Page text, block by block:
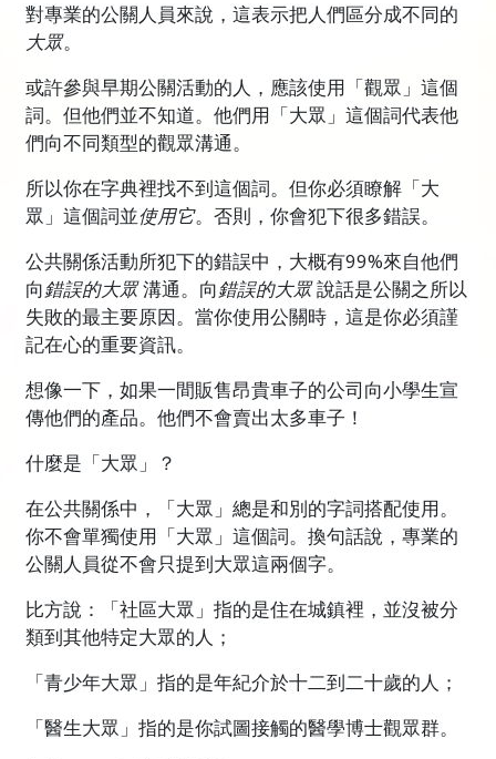
對專業的公關人員來說，這表示把人們區分成不同的
大眾。
或許參與早期公關活動的人，應該使用「觀眾」這個
詞。但他們並不知道。他們用「大眾」這個詞代表他
們向不同類型的觀眾溝通。
所以你在字典裡找不到這個詞。但你必須瞭解「大
眾」這個詞並使用它。否則，你會犯下很多錯誤。
公共關係活動所犯下的錯誤中，大概有99%來自他們
向錯誤的大眾溝通。向錯誤的大眾說話是公關之所以
失敗的最主要原因。當你使用公關時，這是你必須謹
記在心的重要資訊。
想像一下，如果一間販售昂貴車子的公司向小學生宣
傳他們的產品。他們不會賣出太多車子！
什麼是「大眾」？
在公共關係中，「大眾」總是和別的字詞搭配使用。
你不會單獨使用「大眾」這個詞。換句話說，專業的
公關人員從不會只提到大眾這兩個字。
比方說：「社區大眾」指的是住在城鎮裡，並沒被分
類到其他特定大眾的人；
「青少年大眾」指的是年紀介於十二到二十歲的人；
「醫生大眾」指的是你試圖接觸的醫學博士觀眾群。